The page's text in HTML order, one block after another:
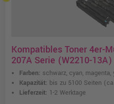
Kompatibles Toner 4er-
207A Serie (W2210-
Farben: schwarz, cyan, magenta,
Kapazität: bis zu 5100 Seiten
Lieferzeit: 1-2 Werktage